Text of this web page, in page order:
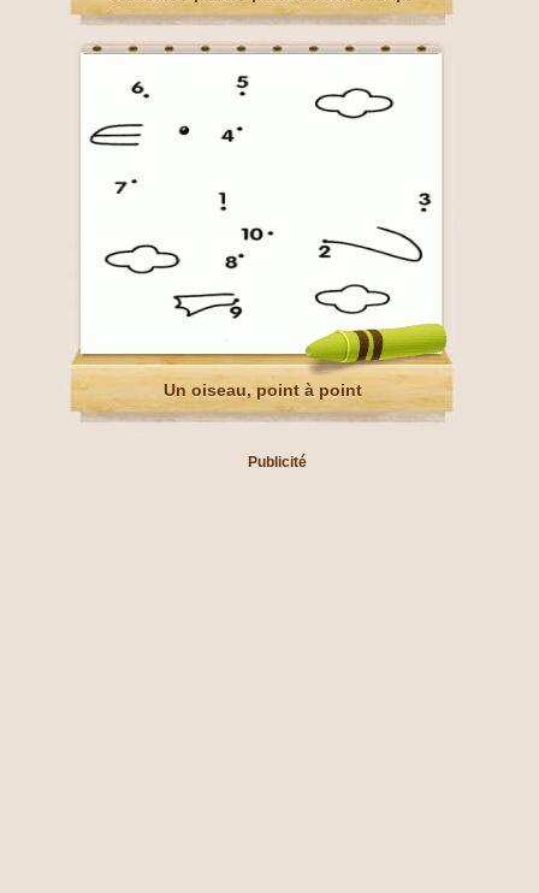
Un oiseau, point à point
Publicité